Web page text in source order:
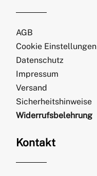
AGB
Cookie Einstellungen
Datenschutz
Impressum
Versand
Sicherheitshinweise
Widerrufsbelehrung
Kontakt